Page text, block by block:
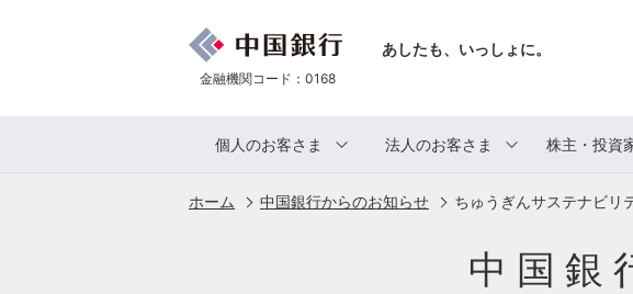
あしたも、いっしょに。
金融機関コード：0168
個人のお客さま 法人のお客さま 株主・投資
ホーム 中国銀行からのお知らせ ちゅうぎんサステナビリ
中国銀